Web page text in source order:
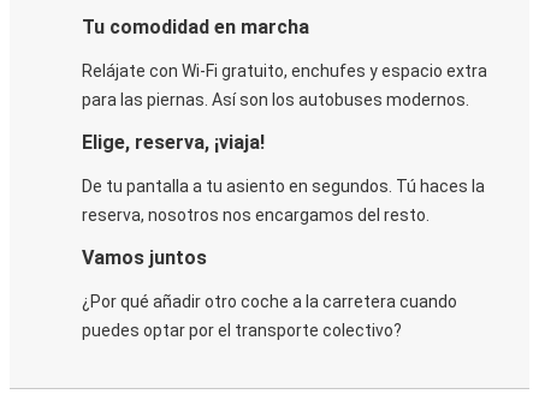
Tu comodidad en marcha
Relájate con Wi-Fi gratuito, enchufes y espacio extra
para las piernas. Así son los autobuses modernos.
Elige, reserva, ¡viaja!
De tu pantalla a tu asiento en segundos. Tú haces la
reserva, nosotros nos encargamos del resto.
Vamos juntos
¿Por qué añadir otro coche a la carretera cuando
puedes optar por el transporte colectivo?